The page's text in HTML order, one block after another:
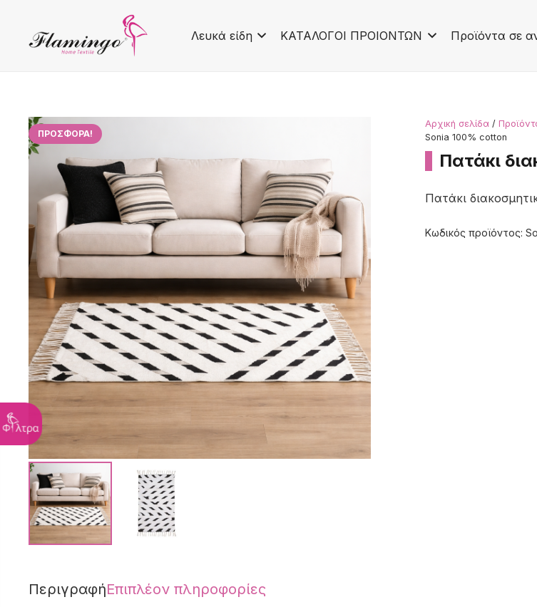
Λευκά είδη ΚΑΤΑΛΟΓΟΙ ΠΡΟΙΟΝΤΩΝ Προϊόντα σε
ΠΡΟΣΦΟΡΆ!
Αρχική σελίδα /
Sonia 100% cotton
Πατάκι
Πατάκι
Κωδικός προϊόντος:
ΠεριγραφήΕπιπλέον πληροφορίες